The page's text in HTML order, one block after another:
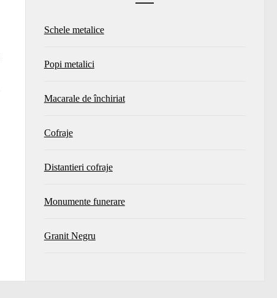
Schele metalice
Popi metalici
Macarale de închiriat
Cofraje
Distantieri cofraje
Monumente funerare
Granit Negru